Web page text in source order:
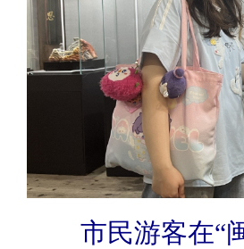
市民游客在“闽